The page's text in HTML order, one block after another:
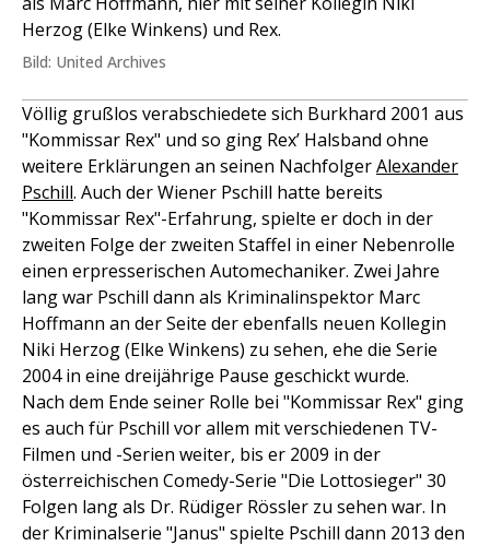
Herzog (Elke Winkens) und Rex.
Bild: United Archives
Völlig grußlos verabschiedete sich Burkhard 2001 aus
"Kommissar Rex" und so ging Rex’ Halsband ohne
weitere Erklärungen an seinen NachfolgerAlexander
Pschill. Auch der Wiener Pschill hatte bereits
"Kommissar Rex"-Erfahrung, spielte er doch in der
zweiten Folge der zweiten Staffel in einer Nebenrolle
einen erpresserischen Automechaniker. Zwei Jahre
lang war Pschill dann als Kriminalinspektor Marc
Hoffmann an der Seite der ebenfalls neuen Kollegin
Niki Herzog (Elke Winkens) zu sehen, ehe die Serie
2004 in eine dreijährige Pause geschickt wurde.
Nach dem Ende seiner Rolle bei "Kommissar Rex" ging
es auch für Pschill vor allem mit verschiedenen TV-
Filmen und -Serien weiter, bis er 2009 in der
österreichischen Comedy-Serie "Die Lottosieger" 30
Folgen lang als Dr. Rüdiger Rössler zu sehen war. In
der Kriminalserie "Janus" spielte Pschill dann 2013 den